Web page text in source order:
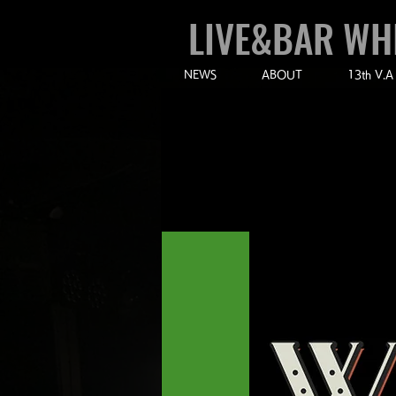
LIVE&BAR
NEWS ABOUT 13th V.A